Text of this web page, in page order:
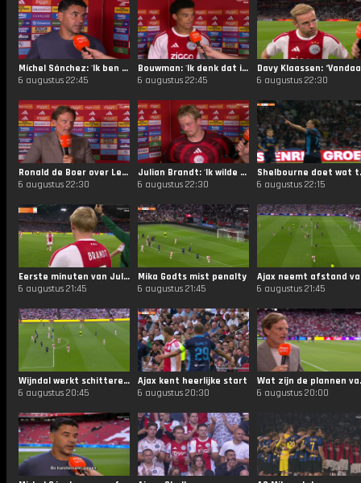
Míchel Sánchez: 'Ik ben niet tevreden met het resultaat'
6 augustus 22:45
Bouwman: 'Ik denk dat ik de laatste tijd wel sterk sta te spelen'
6 augustus 22:45
6 augustus 22:30
Ronald de Boer over Leonardo: 'Moet nog 3 kilo af'
6 augustus 22:30
Julian Brandt: 'Ik wilde van dit alles deel uitmaken'
6 augustus 22:30
6 augustus 22:15
Eerste minuten van Julian Brandt bij Ajax
6 augustus 21:45
Mika Godts mist penalty
6 augustus 21:45
6 augustus 21:45
Wijndal werkt schitterende voorzet van Berghuis lekker af
6 augustus 20:45
Ajax kent heerlijke start
6 augustus 20:30
Wat
6 augustus 20:00